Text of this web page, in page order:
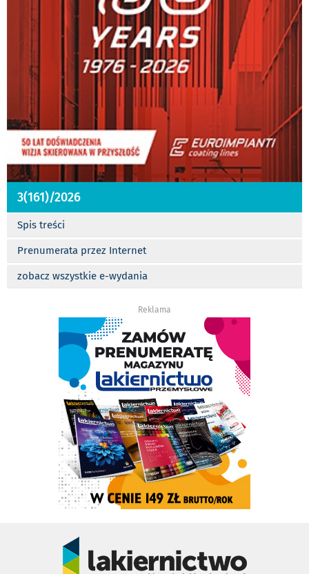
3(161)/2026
Spis treści
Prenumerata przez Internet
zobacz wszystkie e-wydania
Reklama